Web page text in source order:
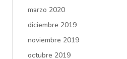
marzo 2020
diciembre 2019
noviembre 2019
octubre 2019